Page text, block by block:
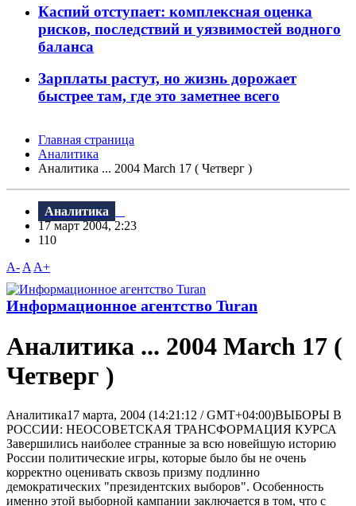
Каспий отступает: комплексная оценка
рисков, последствий и уязвимостей водного
баланса
Зарплаты растут, но жизнь дорожает
быстрее там, где это заметнее всего
Главная страница
Аналитика
Аналитика ... 2004 March 17 ( Четверг )
Аналитика
17 март 2004, 2:23
110
A- A A+
Информационное агентство Turan
Аналитика ... 2004 March 17 (
Четверг )
Аналитика17 марта, 2004 (14:21:12 / GMT+04:00)ВЫБОРЫ В
РОССИИ: НЕОСОВЕТСКАЯ ТРАНСФОРМАЦИЯ КУРСА
Завершились наиболее странные за всю новейшую историю
России политические игры, которые было бы не очень
корректно оценивать сквозь призму подлинно
демократических "президентских выборов". Особенность
именно этой выборной кампании заключается в том, что с